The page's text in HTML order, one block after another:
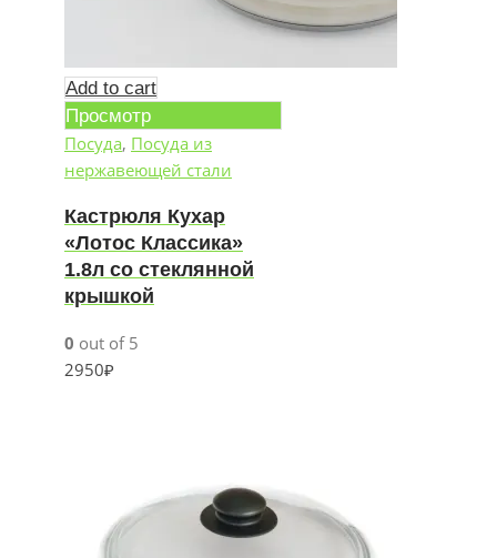
Add to cart
Просмотр
Посуда, Посуда из
нержавеющей стали
Кастрюля Кухар
«Лотос Классика»
1.8л со стеклянной
крышкой
0 out of 5
2950₽